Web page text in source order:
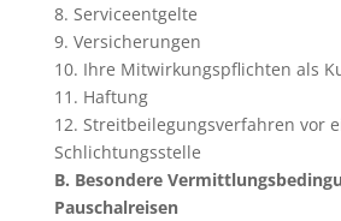
8. Serviceentgelte
9. Versicherungen
10. Ihre Mitwirkungspflichten als
11. Haftung
12. Streitbeilegungsverfahren vor
Schlichtungsstelle
B. Besondere
Pauschalreisen